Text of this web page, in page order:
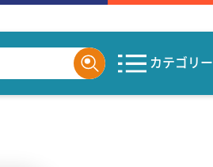
カテゴリー